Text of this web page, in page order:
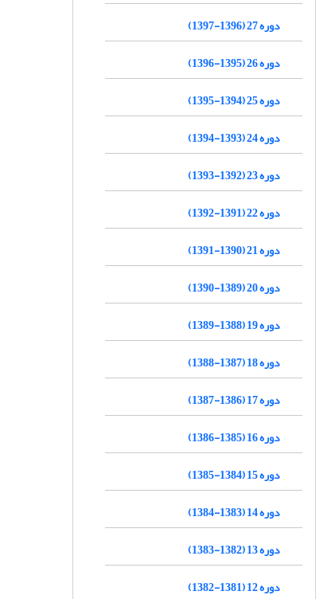
دوره 27 (1396-1397)
دوره 26 (1395-1396)
دوره 25 (1394-1395)
دوره 24 (1393-1394)
دوره 23 (1392-1393)
دوره 22 (1391-1392)
دوره 21 (1390-1391)
دوره 20 (1389-1390)
دوره 19 (1388-1389)
دوره 18 (1387-1388)
دوره 17 (1386-1387)
دوره 16 (1385-1386)
دوره 15 (1384-1385)
دوره 14 (1383-1384)
دوره 13 (1382-1383)
دوره 12 (1381-1382)